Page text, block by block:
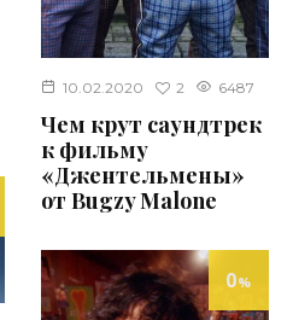
10.02.2020 2 6487
Чем крут саундтрек
к фильму
«Джентельмены»
от Bugzy Malone
0%